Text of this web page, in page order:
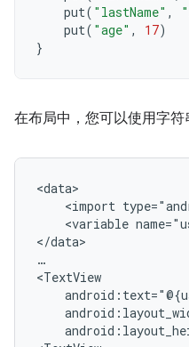
put( "lastName" ,
put( "age" , 17)
}
在布局中，您可以使用字符
<import
<variable
</data>
…